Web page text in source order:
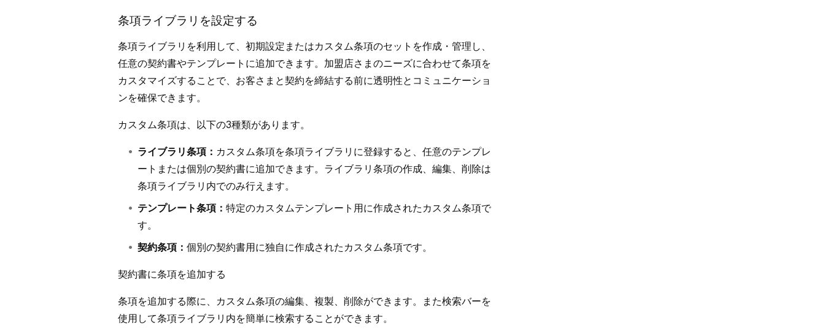
条項ライブラリを設定する
条項ライブラリを利用して、初期設定またはカスタム条項のセットを作成・管理し、
任意の契約書やテンプレートに追加できます。加盟店さまのニーズに合わせて条項を
カスタマイズすることで、お客さまと契約を締結する前に透明性とコミュニケーショ
ンを確保できます。
カスタム条項は、以下の3種類があります。
ライブラリ条項： カスタム条項を条項ライブラリに登録すると、任意のテンプレ
ートまたは個別の契約書に追加できます。ライブラリ条項の作成、編集、削除は
条項ライブラリ内でのみ行えます。
テンプレート条項： 特定のカスタムテンプレート用に作成されたカスタム条項で
す。
契約条項： 個別の契約書用に独自に作成されたカスタム条項です。
契約書に条項を追加する
条項を追加する際に、カスタム条項の編集、複製、削除ができます。また検索バーを
使用して条項ライブラリ内を簡単に検索することができます。